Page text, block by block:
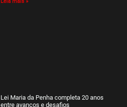
Lei Maria da Penha completa 20 anos
entre avanços e desafios